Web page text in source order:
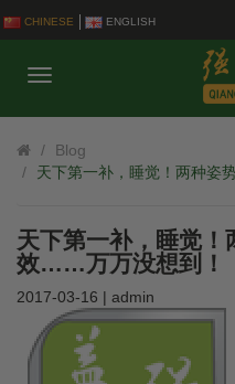
CHINESE ENGLISH
Blog
天下第一补，睡觉！两种姿
天下第一补，睡觉！
效……万万没想到！
2017-03-16 | admin